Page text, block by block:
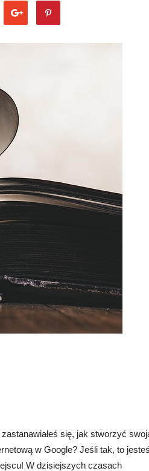
się, jak stworzyć
w Google? Jeśli tak, to jesteś
W dzisiejszych czasach